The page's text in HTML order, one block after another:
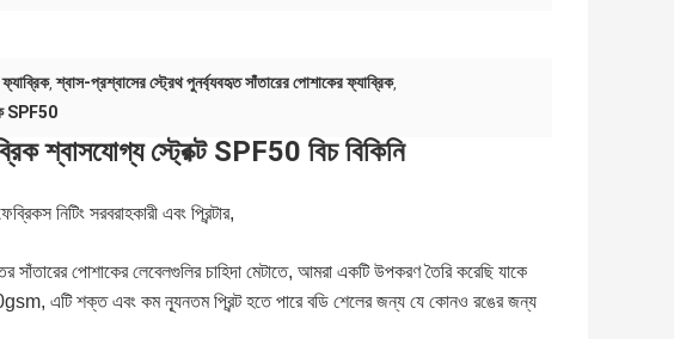
,শ্বাস-প্রশ্বাসের স্ট্রেথ পুনর্ব্যবহৃত সাঁতারের পোশাকের ফ্যাব্রিক,
SPF50
শ্বাসযোগ্য স্ট্রেক্ট SPF50 বিচ বিকিনি
নিটিং সরবরাহকারী এবং প্রিন্টার,
পোশাকের লেবেলগুলির চাহিদা মেটাতে, আমরা একটি উপকরণ তৈরি করেছি যাকে
এটি শক্ত এবং কম ন্যূনতম প্রিন্ট হতে পারে বডি শেলের জন্য যে কোনও রঙের জন্য